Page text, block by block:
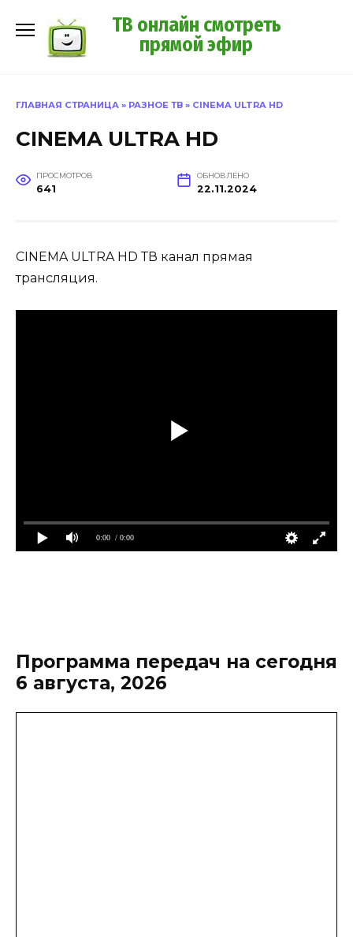
содержанию
ТВ онлайн смотреть
прямой эфир
ГЛАВНАЯ СТРАНИЦА » РАЗНОЕ ТВ » CINEMA ULTRA HD
CINEMA ULTRA HD
ПРОСМОТРОВ
641
ОБНОВЛЕНО
22.11.2024
CINEMA ULTRA HD ТВ канал прямая
трансляция.
0:00 / 0:00
Программа передач на сегодня
6 августа, 2026